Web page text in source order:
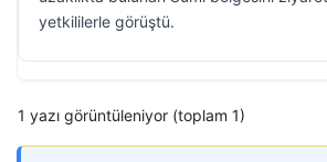
yetkililerle görüştü.
1 yazı görüntüleniyor (toplam 1)